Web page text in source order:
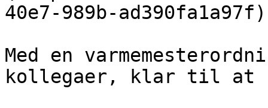
40e7-989b-ad390fa1a97f)
Med en
kollegaer, klar til at